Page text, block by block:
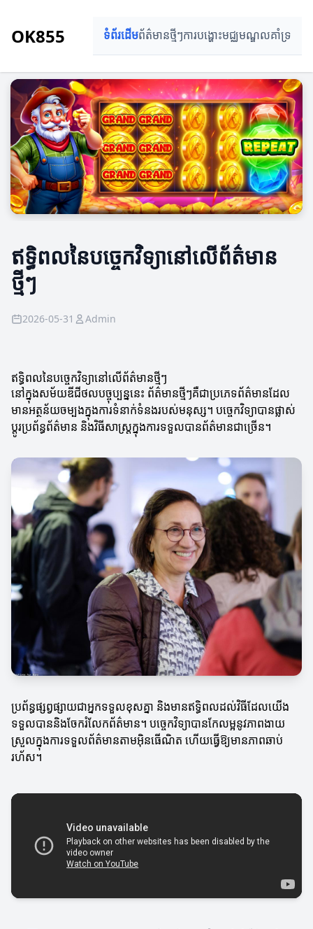
OK855 ទំព័រដើមព័ត៌មានថ្មីៗការបង្ហោះមជ្ឈមណ្ឌលគាំទ្រ
ឥទ្ធិពលនៃបច្ចេកវិទ្យានៅលើព័ត៌មាន
ថ្មីៗ
2026-05-31 Admin
ឥទ្ធិពលនៃបច្ចេកវិទ្យានៅលើព័ត៌មានថ្មីៗ
នៅក្នុងសម័យឌីជីថល​បច្ចុប្បន្ននេះ ព័ត៌មានថ្មីៗគឺជាប្រភេទព័ត៌មានដែល
មានអត្ថន័យចម្បងក្នុងការទំនាក់ទំនងរបស់មនុស្ស។ បច្ចេកវិទ្យា​បានផ្លាស់
ប្តូរប្រព័ន្ធព័ត៌មាន និងវិធីសាស្រ្តក្នុងការទទួលបានព័ត៌មានជាច្រើន។
ប្រព័ន្ធផ្សព្វផ្សាយជាអ្នកទទួលខុសគ្នា និងមានឥទ្ធិពលដល់វិធីដែលយើង
ទទួលបាននិងចែករំលែកព័ត៌មាន។ បច្ចេកវិទ្យាបានកែលម្អនូវភាពងាយ
ស្រួលក្នុងការទទួលព័ត៌មានតាមអ៊ិនធើណិត ហើយធ្វើឱ្យមានភាពឆាប់
រហ័ស។